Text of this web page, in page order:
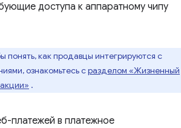
доступа к аппаратному чипу
понять, как продавцы интегрируются с
ознакомьтесь сразделом «Жизненный
.
платежей в платежное